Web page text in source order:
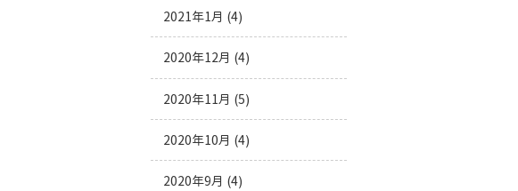
2021年1月 (4)
2020年12月 (4)
2020年11月 (5)
2020年10月 (4)
2020年9月 (4)